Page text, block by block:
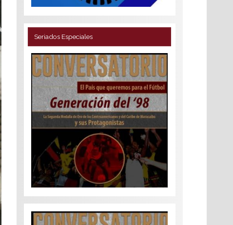
Seriados Especiales